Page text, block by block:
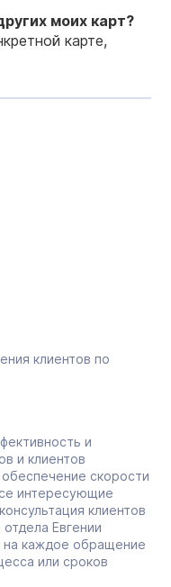
моих карт?
карте,
клиентов по
и
и клиентов
скорости
интересующие
клиентов
Евгении
на каждое обращение
или сроков